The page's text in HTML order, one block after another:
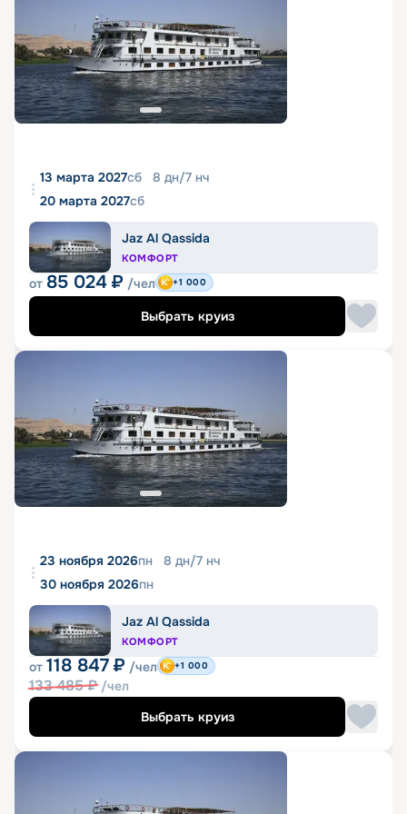
13 марта 2027сб 8 дн/7 нч
20 марта 2027сб
Jaz Al Qassida
КОМФОРТ
от 85 024 ₽ /чел +1 000
Выбрать круиз
23 ноября 2026пн 8 дн/7 нч
30 ноября 2026пн
Jaz Al Qassida
КОМФОРТ
от 118 847 ₽ /чел
133 485₽ /чел
+1 000
Выбрать круиз